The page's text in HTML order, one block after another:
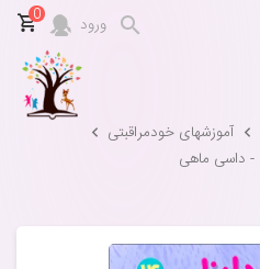
ورود 0
آموزشهای خودمراقبتی